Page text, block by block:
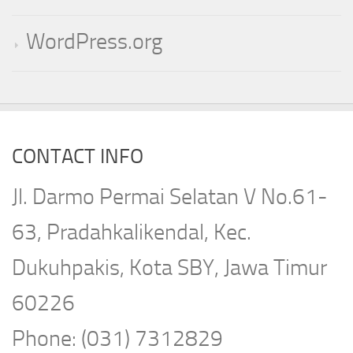
WordPress.org
CONTACT INFO
Jl. Darmo Permai Selatan V No.61-
63, Pradahkalikendal, Kec.
Dukuhpakis, Kota SBY, Jawa Timur
60226
Phone: (031) 7312829